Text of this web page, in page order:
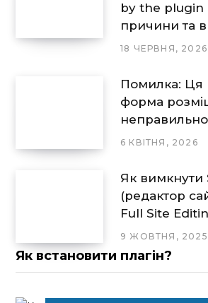
by the plugin
причини та
18 ЧЕРВНЯ, 2026
Помилка: Ця
форма
6 КВІТНЯ, 2026
Як вимкнути
(редактор
Full Site
9 ЖОВТНЯ, 2025
Як встановити плагін?